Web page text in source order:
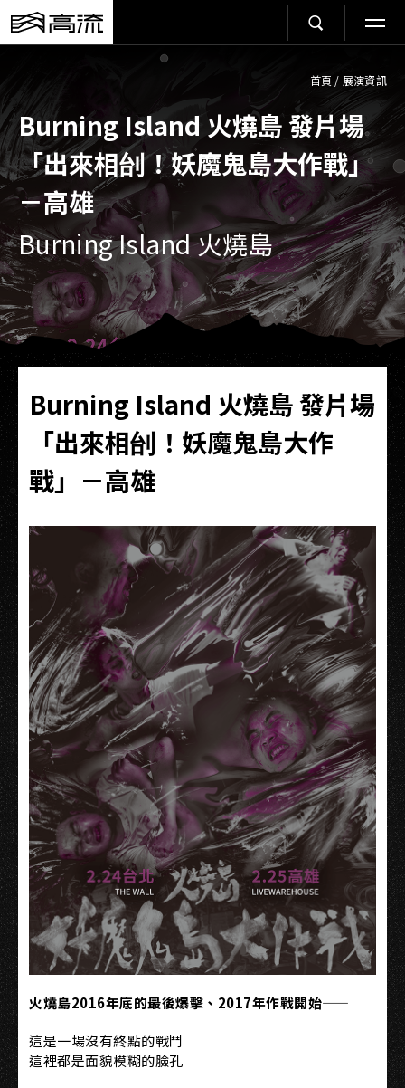
首頁 / 展演資訊
Burning Island 火燒島 發片場
「出來相刣！妖魔鬼島大作戰」
－高雄
Burning Island 火燒島
Burning Island 火燒島 發片場
「出來相刣！妖魔鬼島大作
戰」－高雄
火燒島2016年底的最後爆擊、2017年作戰開始——
這是一場沒有終點的戰鬥
這裡都是面貌模糊的臉孔